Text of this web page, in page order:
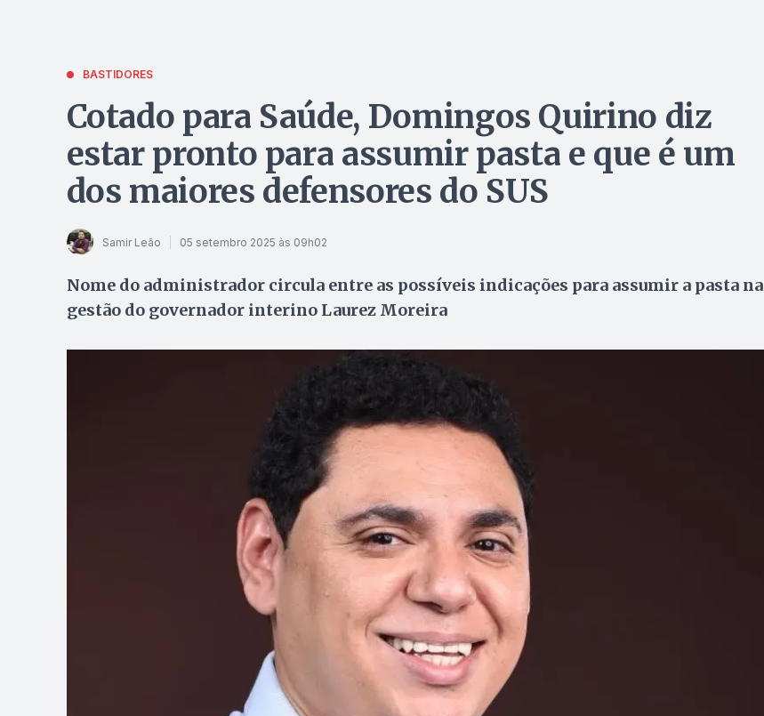
BASTIDORES
Cotado para Saúde, Domingos Quirino diz
estar pronto para assumir pasta e que é um
dos maiores defensores do SUS
Samir Leão 05 setembro 2025 às 09h02
Nome do administrador circula entre as possíveis indicações para assumir a pasta na
gestão do governador interino Laurez Moreira